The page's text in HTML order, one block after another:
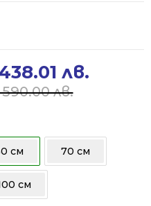
лв.
лв.
см 70 см
см